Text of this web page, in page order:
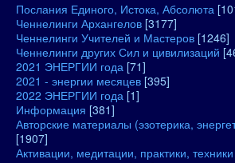
Послания Единого, Истока, Абсолюта
Ченнелинги Архангелов [3177]
Ченнелинги Учителей и Мастеров [1246]
Ченнелинги других Сил и цивилизаций
2021 ЭНЕРГИИ года [71]
2021 - энергии месяцев [395]
2022 ЭНЕРГИИ года [1]
Информация [381]
Авторские материалы (эзотерика,
[1907]
Активации, медитации, практики, техники